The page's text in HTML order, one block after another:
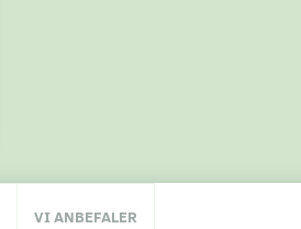
VI ANBEFALER